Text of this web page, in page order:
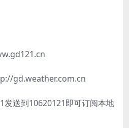
gd.weather.com.cn
发送到10620121即可订阅本地